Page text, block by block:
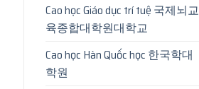
Cao học Giáo dục trí tuệ 국제뇌교
육종합대학원대학교
Cao học Hàn Quốc học 한국학대
학원